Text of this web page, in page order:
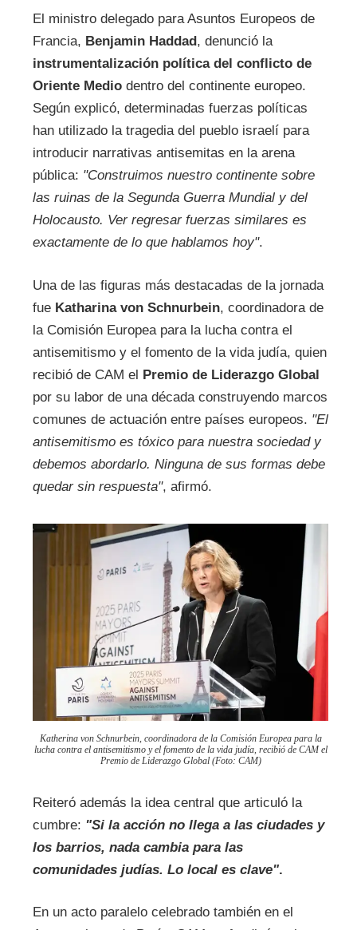
El ministro delegado para Asuntos Europeos de
Francia, Benjamin Haddad , denunció la
instrumentalización política del conflicto de
Oriente Mediodentro del continente europeo.
Según explicó, determinadas fuerzas políticas
han utilizado la tragedia del pueblo israelí para
introducir narrativas antisemitas en la arena
pública: "Construimos nuestro continente sobre
las ruinas de la Segunda Guerra Mundial y del
Holocausto. Ver regresar fuerzas similares es
exactamente de lo que hablamos hoy".
Una de las figuras más destacadas de la jornada
fue Katharina von Schnurbein, coordinadora de
la Comisión Europea para la lucha contra el
antisemitismo y el fomento de la vida judía, quien
recibió de CAM el Premio de Liderazgo Global
por su labor de una década construyendo marcos
comunes de actuación entre países europeos. "El
antisemitismo es tóxico para nuestra sociedad y
debemos abordarlo. Ninguna de sus formas debe
quedar sin respuesta", afirmó.
Katherina von Schnurbein, coordinadora de la Comisión Europea para la
lucha contra el antisemitismo y el fomento de la vida judía, recibió de CAM el
Premio de Liderazgo Global (Foto: CAM)
Reiteró además la idea central que articuló la
cumbre: "Si la acción no llega a las ciudades y
los barrios, nada cambia para las
comunidades judías. Lo local es clave".
En un acto paralelo celebrado también en el